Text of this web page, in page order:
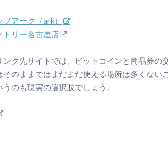
アーク（ark）
トリー名古屋店
ンク先サイトでは、ビットコインと商品券の
そのままではまだまだ使える場所は多くない
のも現実の選択肢でしょう。